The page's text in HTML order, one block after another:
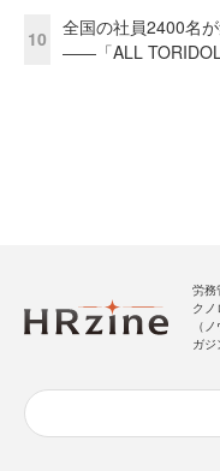
10
全国の社員2400名
――「ALL
労務
ク
（
ガジ